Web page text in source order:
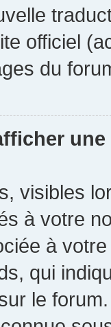
officiel
du
visibles
à votre
à
qui
le